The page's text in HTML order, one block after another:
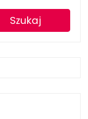
Szukaj